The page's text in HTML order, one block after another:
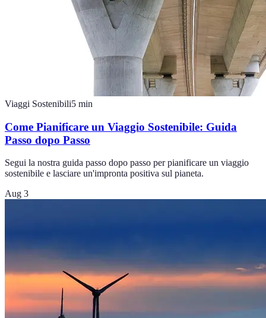
Viaggi Sostenibili5 min
Come Pianificare un Viaggio Sostenibile: Guida
Passo dopo Passo
Segui la nostra guida passo dopo passo per pianificare un viaggio
sostenibile e lasciare un'impronta positiva sul pianeta.
Aug 3